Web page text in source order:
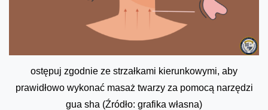
ostępuj zgodnie ze strzałkami kierunkowymi, aby
prawidłowo wykonać masaż twarzy za pomocą narzędzi
gua sha (Źródło: grafika własna)